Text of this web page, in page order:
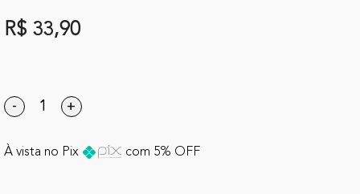
R$ 33,90
- +
À vista no Pix com 5% OFF